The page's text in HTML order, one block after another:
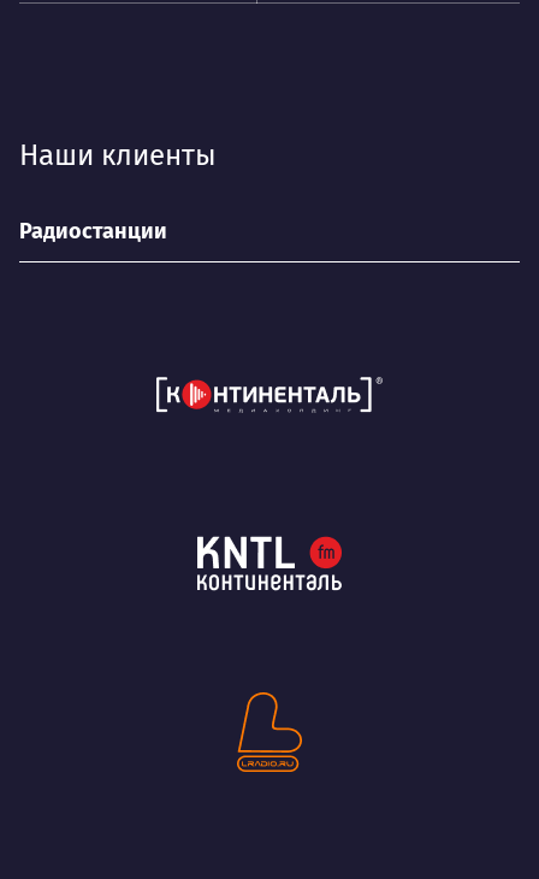
Наши клиенты
Радиостанции